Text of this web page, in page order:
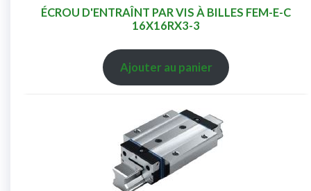
ÉCROU D'ENTRAÎNT PAR VIS À BILLES FEM-E-C
16X16RX3-3
Ajouter au panier